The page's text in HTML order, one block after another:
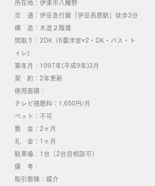
所在地：伊東市八幡野
交 通：伊豆急行線「伊豆高原駅」徒歩3分
構 造：木造２階建
間取り：2DK（6畳洋室×2・DK・バス・ト
イレ)
築年月：1997年(平成9年)3月
契 約：2年更新
使用面積：
テレビ視聴料：1,650円/月
ペット：不可
敷 金：2ヶ月
礼 金：1ヶ月
​駐車場：1台（2台目相談可）
備 考：
取引態様：媒介